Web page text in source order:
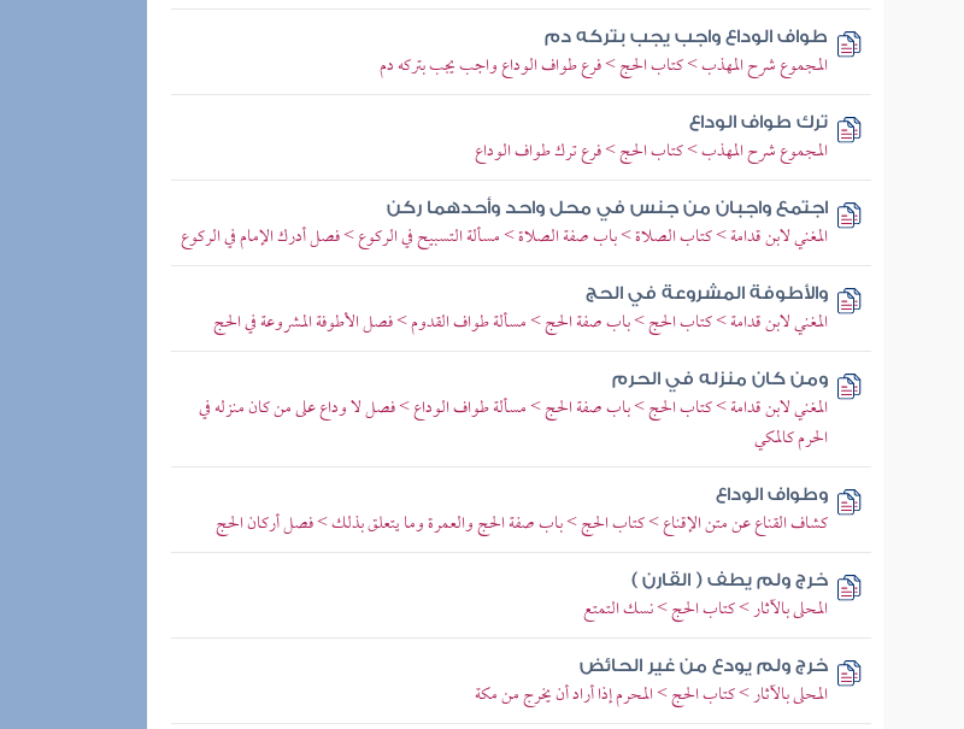
طواف الوداع واجب يجب بتركه دم
المجموع شرح المهذب > كتاب الحج > فرع طواف الوداع واجب يجب بتركه دم
ترك طواف الوداع
المجموع شرح المهذب > كتاب الحج > فرع ترك طواف الوداع
اجتمع واجبان من جنس في محل واحد وأحدهما ركن
المغني لابن قدامة > كتاب الصلاة > باب صفة الصلاة > مسألة التسبيح في الركوع > فصل أدرك الإمام في الركوع
والأطوفة المشروعة في الحج
المغني لابن قدامة > كتاب الحج > باب صفة الحج > مسألة طواف القدوم > فصل الأطوفة المشروعة في الحج
ومن كان منزله في الحرم
المغني لابن قدامة > كتاب الحج > باب صفة الحج > مسألة طواف الوداع > فصل لا وداع على من كان منزله في
الحرم كالمكي
وطواف الوداع
كشاف القناع عن متن الإقناع > كتاب الحج > باب صفة الحج والعمرة وما يتعلق بذلك > فصل أركان الحج
خرج ولم يطف ( القارن )
المحلى بالآثار > كتاب الحج > نسك التمتع
خرج ولم يودع من غير الحائض
المحلى بالآثار > كتاب الحج > المحرم إذا أراد أن يخرج من مكة